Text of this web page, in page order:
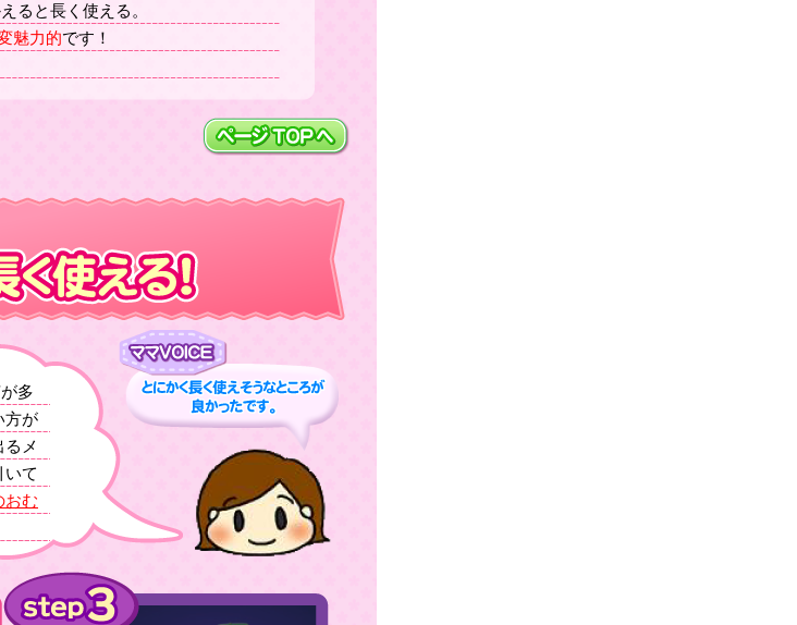
ると長く使える。
魅力的です！
多
方が
メ
いて
おむ